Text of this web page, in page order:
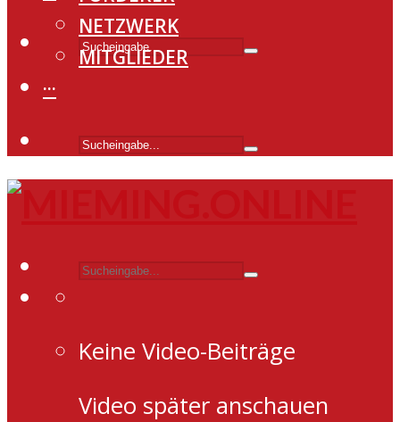
NETZWERK
MITGLIEDER
···
Keine Video-Beiträge
Video später anschauen